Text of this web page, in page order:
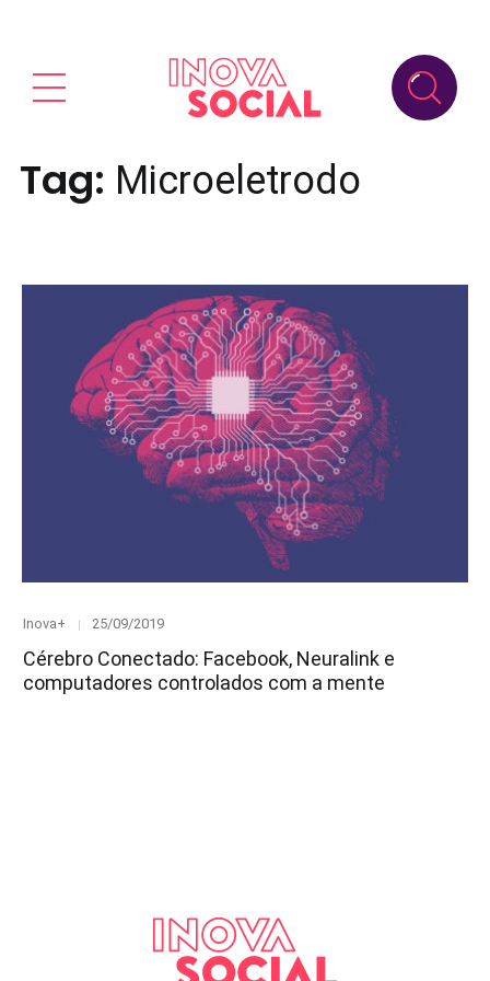
Tag: Microeletrodo
Category
Inova+
Posted
25/09/2019
Cérebro Conectado: Facebook, Neuralink e
computadores controlados com a mente